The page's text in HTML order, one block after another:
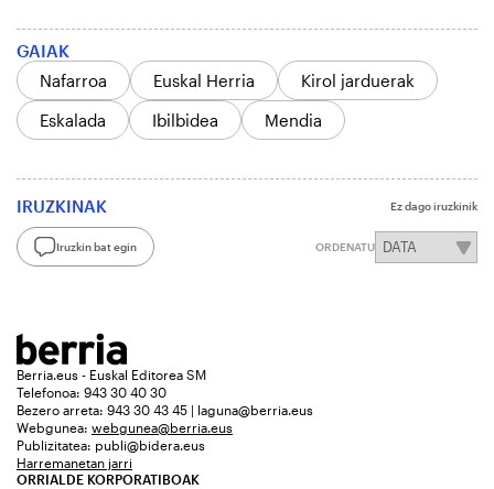
GAIAK
Nafarroa
Euskal Herria
Kirol jarduerak
Eskalada
Ibilbidea Mendia
IRUZKINAK Ez dago iruzkinik
Iruzkin bat egin ORDENATU
Berria.eus - Euskal Editorea SM
Telefonoa: 943 30 40 30
Bezero arreta: 943 30 43 45 | laguna@berria.eus
Webgunea: webgunea@berria.eus
Publizitatea: publi@bidera.eus
Harremanetan jarri
ORRIALDE KORPORATIBOAK